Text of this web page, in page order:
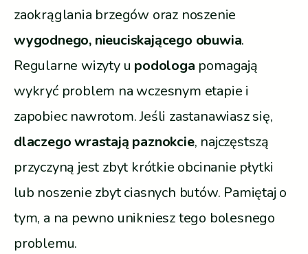
zaokrąglania brzegów oraz noszenie
wygodnego, nieuciskającego obuwia.
Regularne wizyty u podologa pomagają
wykryć problem na wczesnym etapie i
zapobiec nawrotom. Jeśli zastanawiasz się,
dlaczego wrastają paznokcie, najczęstszą
przyczyną jest zbyt krótkie obcinanie płytki
lub noszenie zbyt ciasnych butów. Pamiętaj o
tym, a na pewno unikniesz tego bolesnego
problemu.